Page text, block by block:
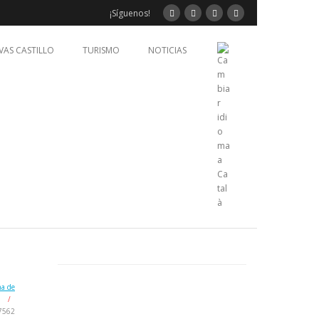
¡Síguenos!
CASTILLO TURISMO NOTICIAS
de
/